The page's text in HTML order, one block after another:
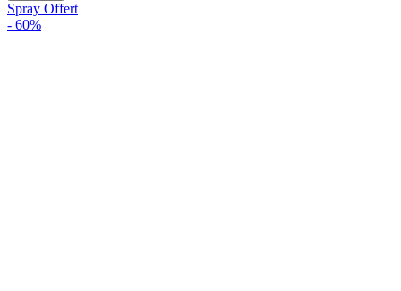
Spray Offert
- 60%